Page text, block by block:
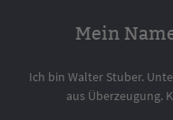
Mein
Ich bin Walter Stuber.
aus Überzeugung.